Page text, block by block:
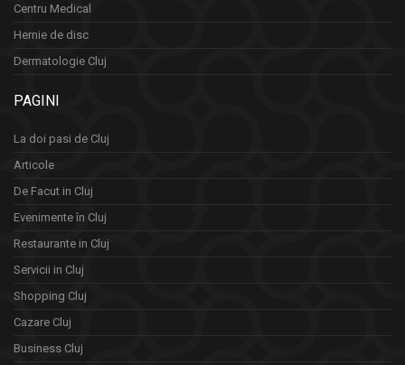
Centru Medical
Hernie de disc
Dermatologie Cluj
PAGINI
La doi pasi de Cluj
Articole
De Facut in Cluj
Evenimente în Cluj
Restaurante in Cluj
Servicii in Cluj
Shopping Cluj
Cazare Cluj
Business Cluj